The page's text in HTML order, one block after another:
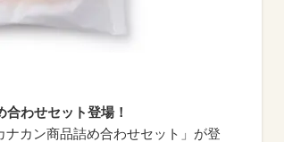
わせセット登場！
カン商品詰め合わせセット」が登